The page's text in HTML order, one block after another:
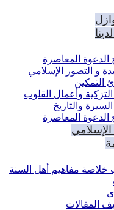
الدعوة المعاصرة
و التصور الإسلامي
التمكين
وأعمال القلوب
والتاريخ
الدعوة المعاصرة
خلاصة مفاهيم أهل السنة
المقالات